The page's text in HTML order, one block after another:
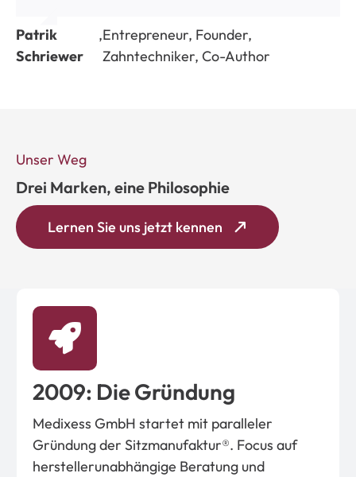
Patrik
Schriewer
,Entrepreneur, Founder,
Zahntechniker, Co-Author
Unser Weg
Drei Marken, eine Philosophie
Lernen Sie uns jetzt kennen
2009: Die Gründung
Medixess GmbH startet mit paralleler
Gründung der Sitzmanufaktur®. Focus auf
herstellerunabhängige Beratung und